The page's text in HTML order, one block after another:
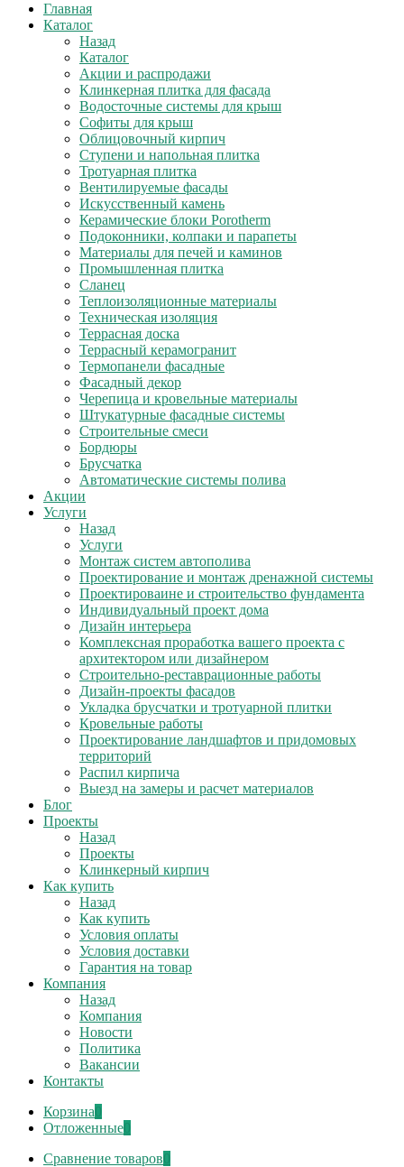
Главная
Каталог
Назад
Каталог
Акции и распродажи
Клинкерная плитка для фасада
Водосточные системы для крыш
Софиты для крыш
Облицовочный кирпич
Ступени и напольная плитка
Тротуарная плитка
Вентилируемые фасады
Искусственный камень
Керамические блоки Porotherm
Подоконники, колпаки и парапеты
Материалы для печей и каминов
Промышленная плитка
Сланец
Теплоизоляционные материалы
Техническая изоляция
Террасная доска
Террасный керамогранит
Термопанели фасадные
Фасадный декор
Черепица и кровельные материалы
Штукатурные фасадные системы
Строительные смеси
Бордюры
Брусчатка
Автоматические системы полива
Акции
Услуги
Назад
Услуги
Монтаж систем автополива
Проектирование и монтаж дренажной системы
Проектироваине и строительство фундамента
Индивидуальный проект дома
Дизайн интерьера
Комплексная проработка вашего проекта с
архитектором или дизайнером
Строительно-реставрационные работы
Дизайн-проекты фасадов
Укладка брусчатки и тротуарной плитки
Кровельные работы
Проектирование ландшафтов и придомовых
территорий
Распил кирпича
Выезд на замеры и расчет материалов
Блог
Проекты
Назад
Проекты
Клинкерный кирпич
Как купить
Назад
Как купить
Условия оплаты
Условия доставки
Гарантия на товар
Компания
Назад
Компания
Новости
Политика
Вакансии
Контакты
Корзина
Отложенные
Сравнение товаров